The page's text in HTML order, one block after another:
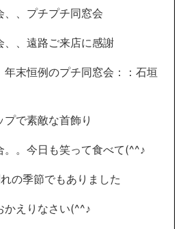
、、プチプチ同窓会
、、遠路ご来店に感謝
年末恒例のプチ同窓会：：石垣
で素敵な首飾り
。。今日も笑って食べて(^^♪
の季節でもありました
かえりなさい(^^♪